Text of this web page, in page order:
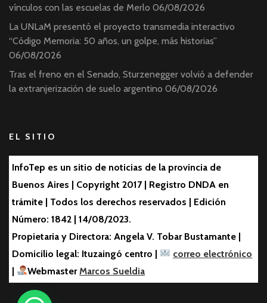
vínculos con las escuelas de Merlo 06/08/2026
La UNLaM presentó el proyecto transmedia interactivo
“Código Memoria: 50 años, un golpe, más historias”
06/08/2026
Tras el freno en el Senado, Sturzenegger volvió a defender
la extranjerización de suelo argentino 06/08/2026
EL SITIO
InfoTep es un sitio de noticias de la provincia de
Buenos Aires | Copyright 2017 | Registro DNDA en
trámite | Todos los derechos reservados | Edición
Número: 1842 | 14/08/2023.
Propietaria y Directora: Angela V. Tobar Bustamante |
Domicilio legal: Ituzaingó centro |
correo electrónico
|
Webmaster Marcos Sueldia